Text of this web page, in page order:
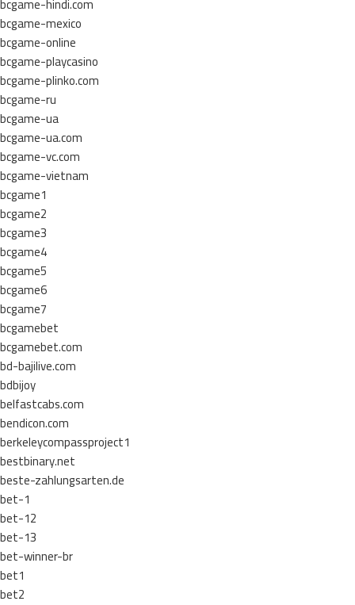
bcgame-mexico
bcgame-online
bcgame-playcasino
bcgame-plinko.com
bcgame-ru
bcgame-ua
bcgame-ua.com
bcgame-vc.com
bcgame-vietnam
bcgame1
bcgame2
bcgame3
bcgame4
bcgame5
bcgame6
bcgame7
bcgamebet
bcgamebet.com
bd-bajilive.com
bdbijoy
belfastcabs.com
bendicon.com
berkeleycompassproject1
bestbinary.net
beste-zahlungsarten.de
bet-1
bet-12
bet-13
bet-winner-br
bet1
bet2